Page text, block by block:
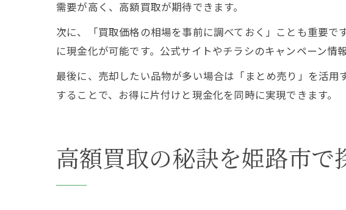
需要が高く、高額買取が期待できます。
次に、「買取価格の相場を事前に調べておく」ことも重要
に現金化が可能です。公式サイトやチラシのキャンペーン情
最後に、売却したい品物が多い場合は「まとめ売り」を活
することで、お得に片付けと現金化を同時に実現できます。
高額買取の秘訣を姫路市で